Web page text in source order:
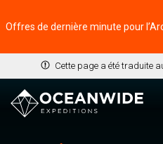
Cette page a été traduite